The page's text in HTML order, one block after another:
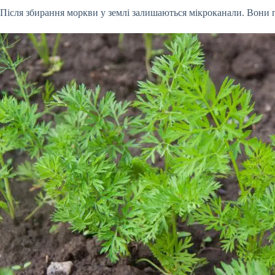
Після збирання моркви у землі залишаються мікроканали. Вони